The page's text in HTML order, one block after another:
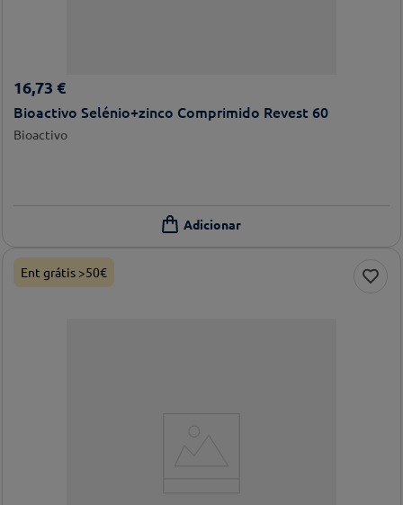
16,73 €
Bioactivo Selénio+zinco Comprimido Revest 60
Bioactivo
Ent grátis >50€